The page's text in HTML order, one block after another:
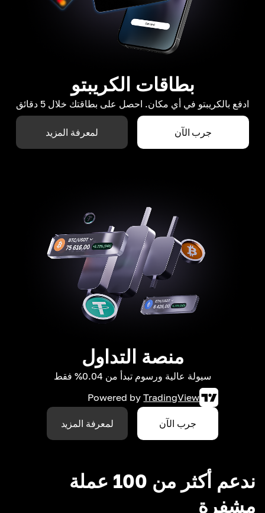
بطاقات الكريبتو
ادفع بالكريبتو في أي مكان. احصل على بطاقتك خلال 5 دقائق
جرب الآن لمعرفة المزيد
منصة التداول
سيولة عالية ورسوم تبدأ من 0.04% فقط
Powered by TradingView
جرب الآن لمعرفة المزيد
ندعم أكثر من 100 عملة
مشفرة